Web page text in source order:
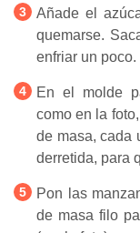
Añade el
quemarse.
enfriar un poco.
En el molde
como en la
de masa, cada
derretida, para
Pon las
de masa filo